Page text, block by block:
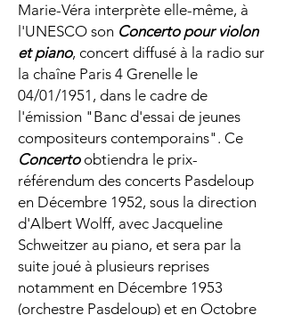
Marie-Véra interprète elle-même, à
l'UNESCO son Concerto pour violon
et piano, concert diffusé à la radio sur
la chaîne Paris 4 Grenelle le
04/01/1951, dans le cadre de
l'émission "Banc d'essai de jeunes
compositeurs contemporains". Ce
Concerto obtiendra le prix-
référendum des concerts Pasdeloup
en Décembre 1952, sous la direction
d'Albert Wolff, avec Jacqueline
Schweitzer au piano, et sera par la
suite joué à plusieurs reprises
notamment en Décembre 1953
(orchestre Pasdeloup) et en Octobre